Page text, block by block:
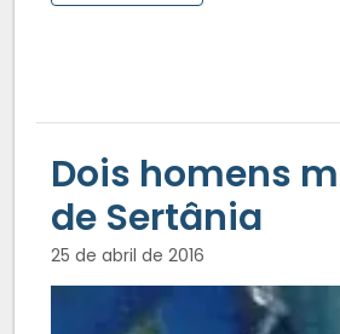
Dois homens
de Sertânia
25 de abril de 2016